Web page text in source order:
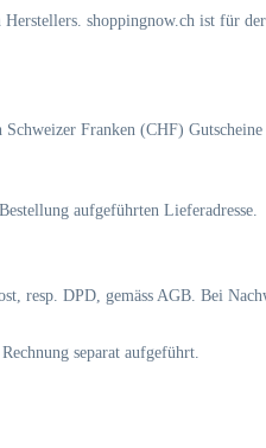
shoppingnow.ch ist für
Franken (CHF)
aufgeführten Lieferadresse.
resp. DPD, gemäss AGB. Bei
separat aufgeführt.